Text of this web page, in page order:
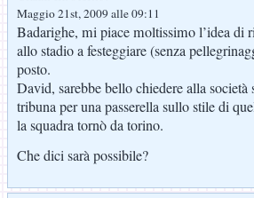
Maggio 21st, 2009 alle 09:11
Badarighe, mi piace moltissimo l’idea di
allo stadio a festeggiare (senza
posto.
David, sarebbe bello chiedere alla società
tribuna per una passerella sullo stile di
la squadra tornò da torino.
Che dici sarà possibile?